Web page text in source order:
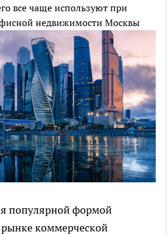
все чаще используют при
недвижимости Москвы
популярной формой
коммерческой